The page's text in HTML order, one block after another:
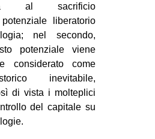
al sacrificio
potenziale liberatorio
nel secondo,
potenziale viene
considerato come
inevitabile,
di vista i molteplici
del capitale su